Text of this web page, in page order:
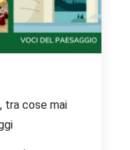
tra cose mai